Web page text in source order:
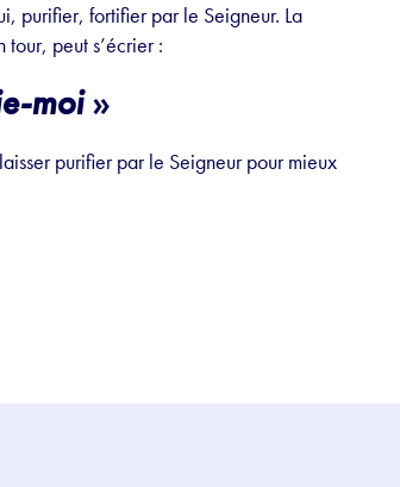
purifier, fortifier par le Seigneur. La
peut s’écrier :
moi»
purifier par le Seigneur pour mieux